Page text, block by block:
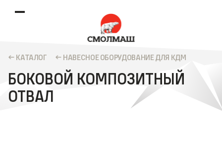
КАТАЛОГ НАВЕСНОЕ ОБОРУДОВАНИЕ ДЛЯ КДМ
БОКОВОЙ КОМПОЗИТНЫЙ
ОТВАЛ